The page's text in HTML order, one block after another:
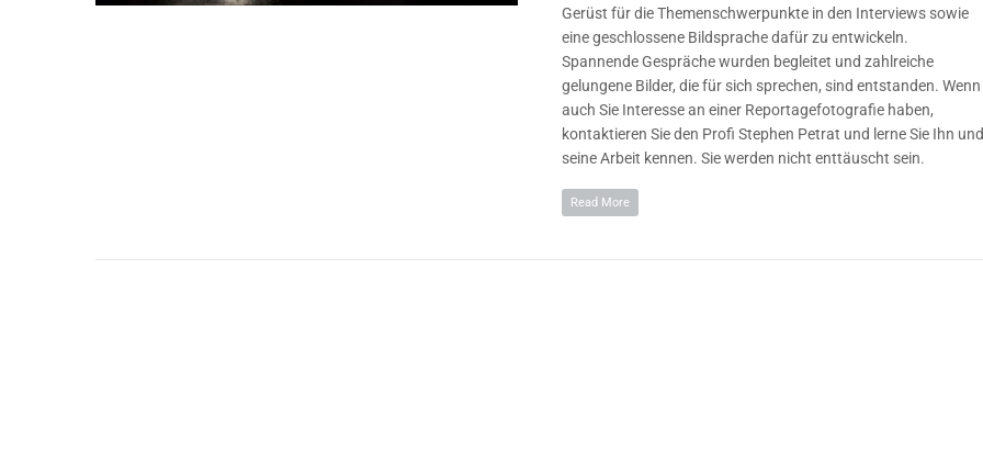
Gerüst für die Themenschwerpunkte in den Interviews sowie
eine geschlossene Bildsprache dafür zu entwickeln.
Spannende Gespräche wurden begleitet und zahlreiche
gelungene Bilder, die für sich sprechen, sind entstanden. Wenn
auch Sie Interesse an einer Reportagefotografie haben,
kontaktieren Sie den Profi Stephen Petrat und lerne Sie Ihn und
seine Arbeit kennen. Sie werden nicht enttäuscht sein.
Read More